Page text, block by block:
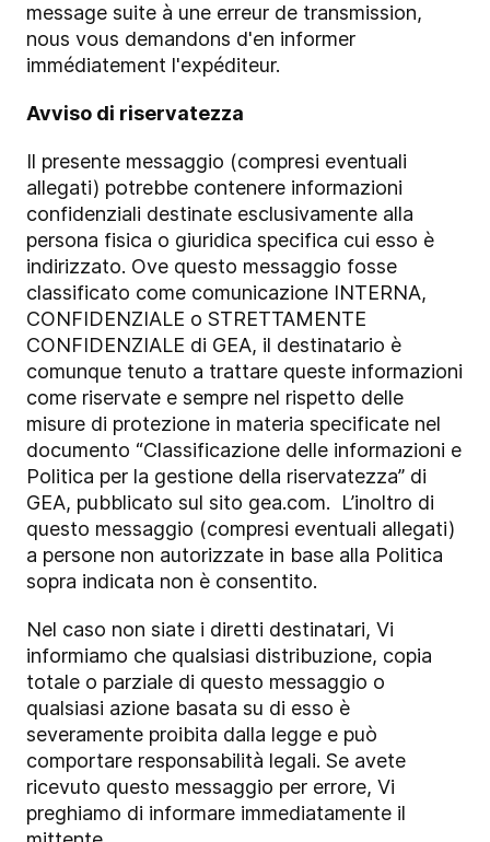
message suite à une erreur de transmission,
nous vous demandons d'en informer
immédiatement l'expéditeur.
Avviso di riservatezza
Il presente messaggio (compresi eventuali
allegati) potrebbe contenere informazioni
confidenziali destinate esclusivamente alla
persona fisica o giuridica specifica cui esso è
indirizzato. Ove questo messaggio fosse
classificato come comunicazione INTERNA,
CONFIDENZIALE o STRETTAMENTE
CONFIDENZIALE di GEA, il destinatario è
comunque tenuto a trattare queste informazioni
come riservate e sempre nel rispetto delle
misure di protezione in materia specificate nel
documento “Classificazione delle informazioni e
Politica per la gestione della riservatezza” di
GEA, pubblicato sul sito gea.com. L’inoltro di
questo messaggio (compresi eventuali allegati)
a persone non autorizzate in base alla Politica
sopra indicata non è consentito.
Nel caso non siate i diretti destinatari, Vi
informiamo che qualsiasi distribuzione, copia
totale o parziale di questo messaggio o
qualsiasi azione basata su di esso è
severamente proibita dalla legge e può
comportare responsabilità legali. Se avete
ricevuto questo messaggio per errore, Vi
preghiamo di informare immediatamente il